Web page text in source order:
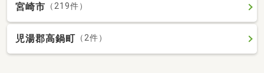
宮崎市 （219件）
児湯郡高鍋町 （2件）